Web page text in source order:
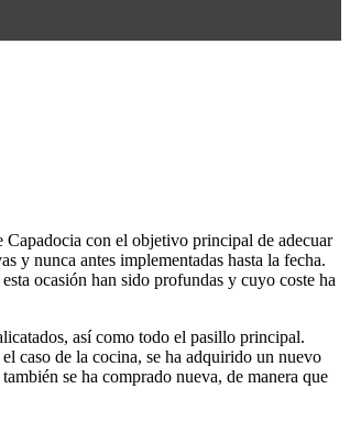
con el objetivo principal de adecuar
y nunca antes implementadas hasta la fecha.
ocasión han sido profundas y cuyo coste ha
así como todo el pasillo principal.
caso de la cocina, se ha adquirido un nuevo
se ha comprado nueva, de manera que